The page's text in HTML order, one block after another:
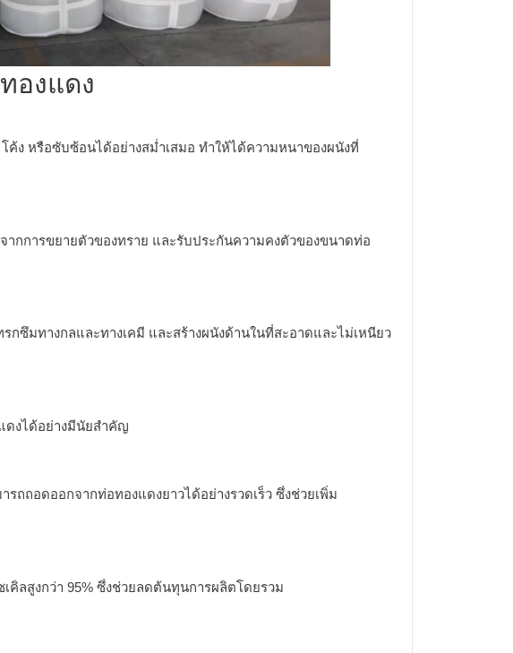
องแดง
ง หรือซับซ้อนได้อย่างสม่ำเสมอ ทำให้ได้ความหนาของผนังที่
กการขยายตัวของทราย และรับประกันความคงตัวของขนาดท่อ
ซึมทางกลและทางเคมี และสร้างผนังด้านในที่สะอาดและไม่เหนียว
ดงได้อย่างมีนัยสำคัญ
ถถอดออกจากท่อทองแดงยาวได้อย่างรวดเร็ว ซึ่งช่วยเพิ่ม
คิลสูงกว่า 95% ซึ่งช่วยลดต้นทุนการผลิตโดยรวม